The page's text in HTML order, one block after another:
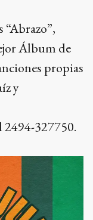
Álbum de
propias
y
2494-327750.